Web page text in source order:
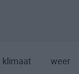
klimaat weer